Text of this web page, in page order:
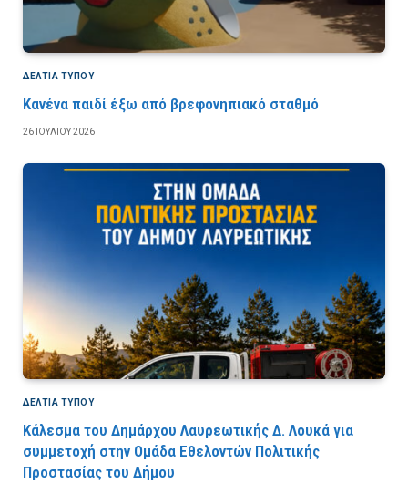
ΔΕΛΤΙΑ ΤΥΠΟΥ
Κανένα παιδί έξω από βρεφονηπιακό σταθμό
26 ΙΟΥΛΊΟΥ 2026
ΔΕΛΤΙΑ ΤΥΠΟΥ
Κάλεσμα του Δημάρχου Λαυρεωτικής Δ. Λουκά για
συμμετοχή στην Ομάδα Εθελοντών Πολιτικής
Προστασίας του Δήμου